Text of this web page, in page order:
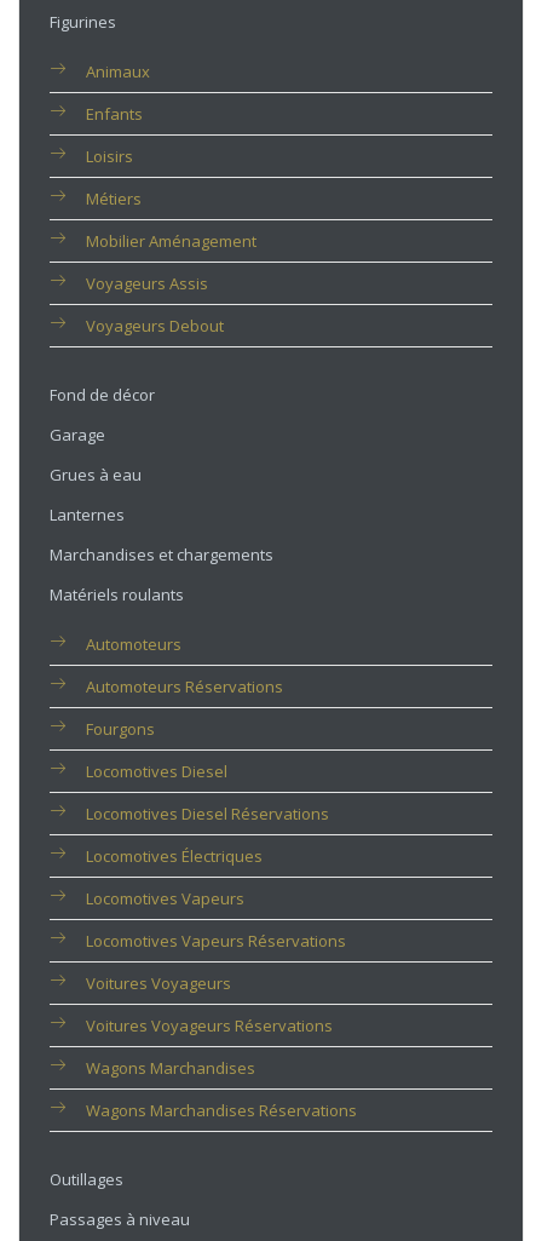
Figurines
Animaux
Enfants
Loisirs
Métiers
Mobilier Aménagement
Voyageurs Assis
Voyageurs Debout
Fond de décor
Garage
Grues à eau
Lanternes
Marchandises et chargements
Matériels roulants
Automoteurs
Automoteurs Réservations
Fourgons
Locomotives Diesel
Locomotives Diesel Réservations
Locomotives Électriques
Locomotives Vapeurs
Locomotives Vapeurs Réservations
Voitures Voyageurs
Voitures Voyageurs Réservations
Wagons Marchandises
Wagons Marchandises Réservations
Outillages
Passages à niveau